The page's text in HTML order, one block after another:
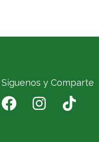
Siguenos y Comparte